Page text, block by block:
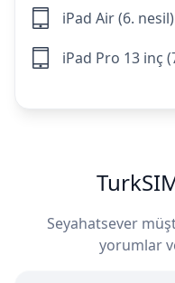
iPad Air (6. nesil)
iPad Pro 13 inç
Seyahatsever
yorumlar